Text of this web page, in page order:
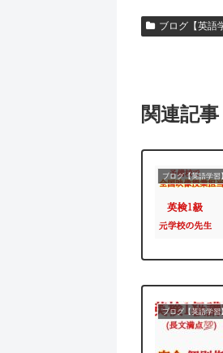
ブログ【英語
関連記事
ブログ【英語学習】
ブログ【英語学習